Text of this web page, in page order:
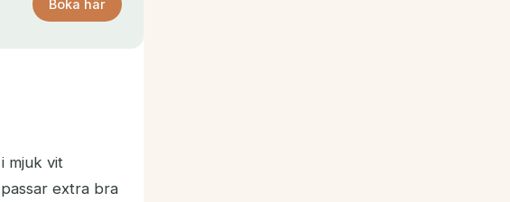
Boka här
mjuk vit
extra bra